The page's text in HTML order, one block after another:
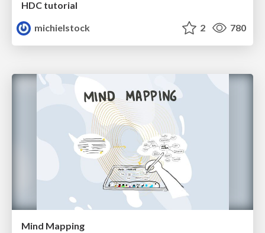
HDC tutorial
michielstock
2 780
Mind Mapping